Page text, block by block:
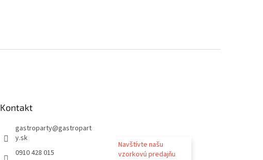
Kontakt
gastroparty@gastropart
y.sk
0910 428 015
Navštívte našu
vzorkovú predajňu